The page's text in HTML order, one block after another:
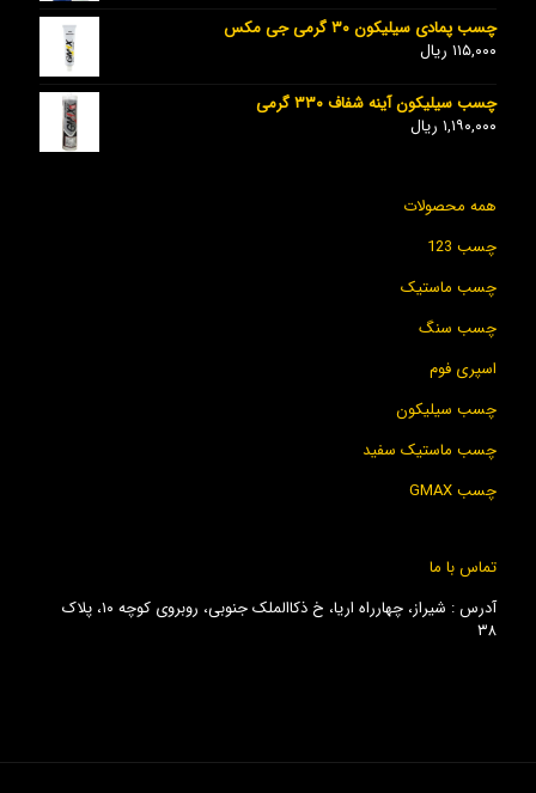
چسب پمادی سیلیکون ۳۰ گرمی جی مکس
۱۱۵,۰۰۰ ریال
چسب سیلیکون آینه شفاف ۳۳۰ گرمی
۱,۱۹۰,۰۰۰ ریال
همه محصولات
چسب 123
چسب ماستیک
چسب سنگ
اسپری فوم
چسب سیلیکون
چسب ماستیک سفید
چسب GMAX
تماس با ما
آدرس : شیراز، چهارراه اریا، خ ذکاالملک جنوبی، روبروی کوچه ۱۰، پلاک
۳۸